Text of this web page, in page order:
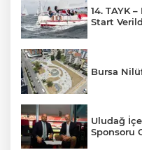
14. TAYK
Start
Bursa
Uludağ
Sponsoru